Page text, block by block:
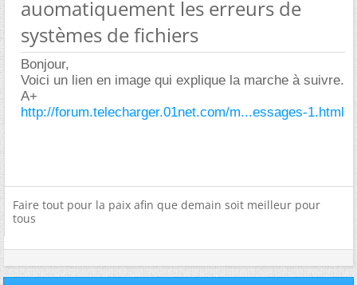
auomatiquement les erreurs de
systèmes de fichiers
Bonjour,
Voici un lien en image qui explique la marche à suivre.
A+
http://forum.telecharger.01net.com/m...essages-1.html
Faire tout pour la paix afin que demain soit meilleur pour
tous